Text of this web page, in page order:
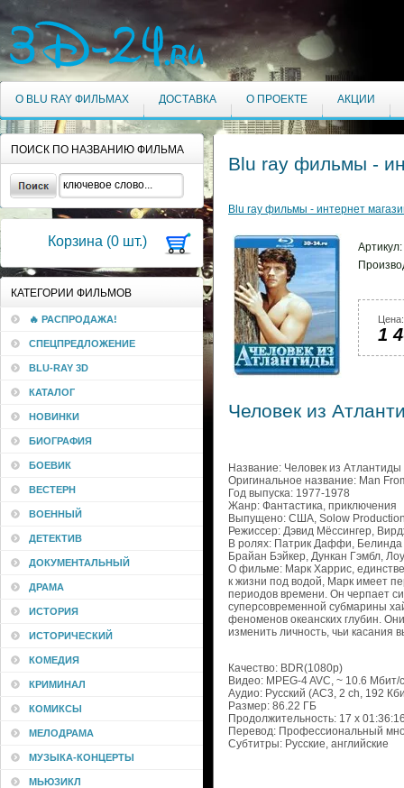
О BLU RAY ФИЛЬМАХ ДОСТАВКА О ПРОЕКТЕ АКЦИИ
ПОИСК ПО НАЗВАНИЮ ФИЛЬМА
Корзина (0 шт.)
КАТЕГОРИИ ФИЛЬМОВ
🔥 РАСПРОДАЖА!
СПЕЦПРЕДЛОЖЕНИЕ
BLU-RAY 3D
КАТАЛОГ
НОВИНКИ
БИОГРАФИЯ
БОЕВИК
ВЕСТЕРН
ВОЕННЫЙ
ДЕТЕКТИВ
ДОКУМЕНТАЛЬНЫЙ
ДРАМА
ИСТОРИЯ
ИСТОРИЧЕСКИЙ
КОМЕДИЯ
КРИМИНАЛ
КОМИКСЫ
МЕЛОДРАМА
МУЗЫКА-КОНЦЕРТЫ
МЬЮЗИКЛ
Blu ray фильмы -
Blu ray фильмы - интернет
Артикул:
Цена:
1
Человек из
Название: Человек из Атлантиды
Оригинальное название: Man
Год выпуска: 1977-1978
Жанр: Фантастика, приключения
Выпущено: США, Solow
Режиссер: Дэвид Мёссингер,
В ролях: Патрик Даффи, Белинда
Брайан Бэйкер, Дункан Гэмбл,
О фильме: Марк Харрис,
к жизни под водой, Марк имеет
периодов времени. Он черпает
суперсовременной субмарины
феноменов океанских глубин.
изменить личность, чьи касания
Качество: BDR(1080p)
Видео: MPEG-4 AVC, ~ 10.6
Аудио: Русский (AC3, 2 ch, 192
Размер: 86.22 ГБ
Продолжительность: 17 х
Перевод: Профессиональный
Субтитры: Русские, английские